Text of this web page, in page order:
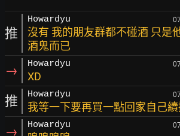
推
Howardyu
沒有 我的朋友群都不碰酒 只是
酒鬼而已
→ Howardyu
XD
推 Howardyu
我等一下要再買一點回家自己續
→ Howardyu